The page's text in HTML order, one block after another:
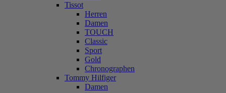
Tissot
Herren
Damen
TOUCH
Classic
Sport
Gold
Chronographen
Tommy Hilfiger
Damen